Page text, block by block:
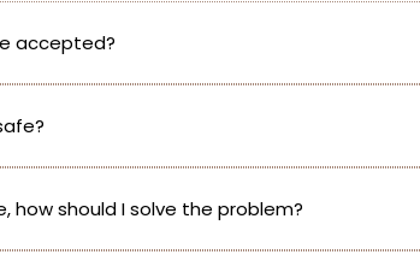
accepted?
how should I solve the problem?